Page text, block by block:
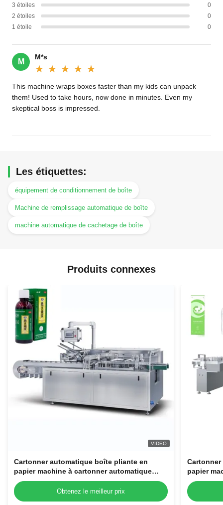
3 étoiles
0
2 étoiles
0
1 étoile
0
M
M*s
★★★★★
★★★★★
This machine wraps boxes faster than my kids can unpack
them! Used to take hours, now done in minutes. Even my
skeptical boss is impressed.
Les étiquettes:
équipement de conditionnement de boîte
Machine de remplissage automatique de boîte
machine automatique de cachetage de boîte
Produits connexes
VIDEO
Cartonner automatique boîte pliante en
papier machine à cartonner automatique
pour tubes cosmétiques bouteilles bocaux
Obtenez le meilleur prix
papier
pour